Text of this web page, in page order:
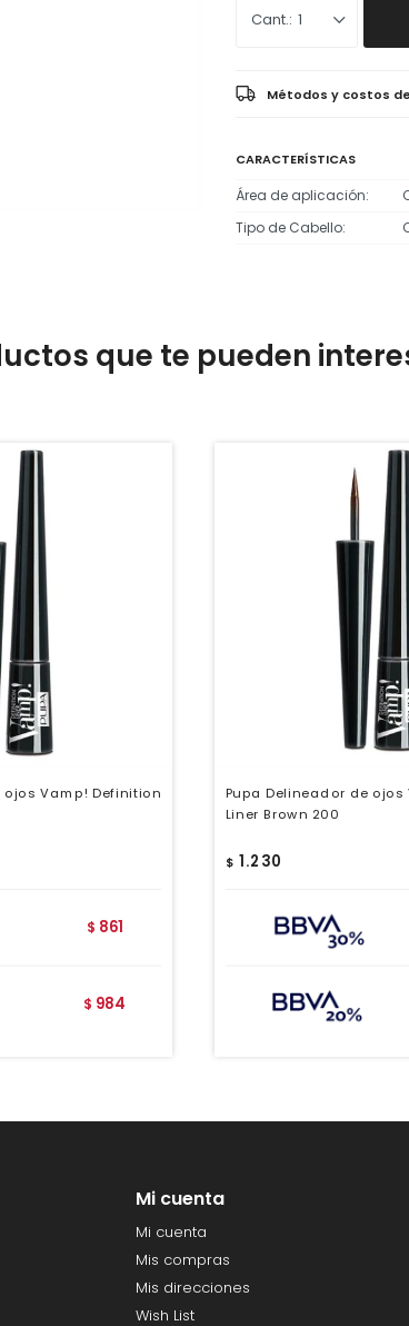
1
Métodos y costos
CARACTERÍSTICAS
Área de aplicación
Tipo de Cabello
que te pueden
ojos Vamp! Definition
$ 861
$ 984
Pupa Delineador de
Liner Brown 200
$ 1.230
Mi cuenta
Mi cuenta
Mis compras
Mis direcciones
Wish List